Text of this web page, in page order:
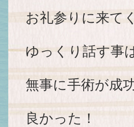
お礼参りに来て
ゆっくり話す事
無事に手術が成
良かった！